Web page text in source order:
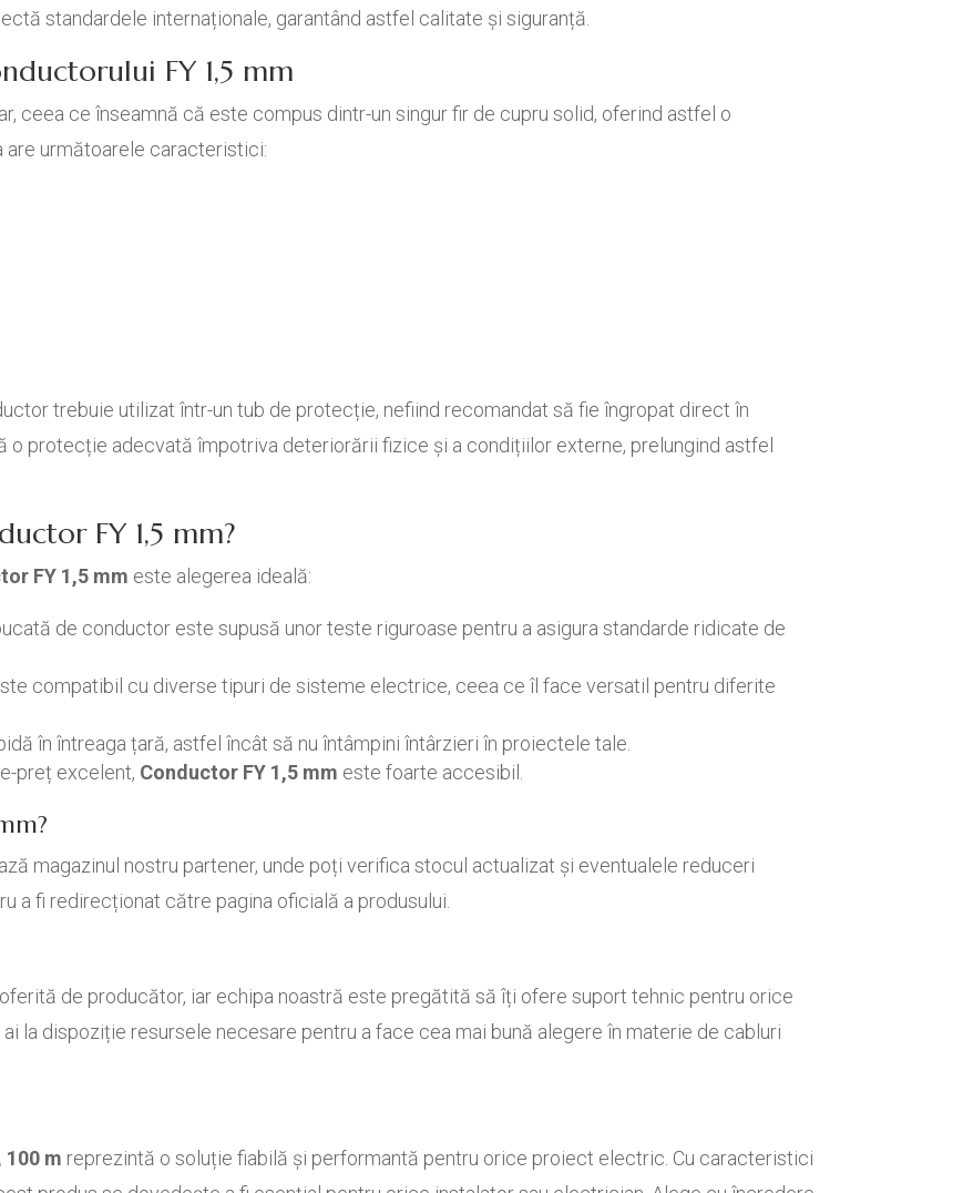
standardele internaționale, garantând astfel calitate și siguranță.
FY 1,5 mm
ceea ce înseamnă că este compus dintr-un singur fir de cupru solid, oferind astfel o
următoarele caracteristici:
trebuie utilizat într-un tub de protecție, nefiind recomandat să fie îngropat direct în
o protecție adecvată împotriva deteriorării fizice și a condițiilor externe, prelungind astfel
FY 1,5 mm?
FY 1,5 mm este alegerea ideală:
de conductor este supusă unor teste riguroase pentru a asigura standarde ridicate de
compatibil cu diverse tipuri de sisteme electrice, ceea ce îl face versatil pentru diferite
în întreaga țară, astfel încât să nu întâmpini întârzieri în proiectele tale.
preț excelent, Conductor FY 1,5 mm este foarte accesibil.
magazinul nostru partener, unde poți verifica stocul actualizat și eventualele reduceri
a fi redirecționat către pagina oficială a produsului.
de producător, iar echipa noastră este pregătită să îți ofere suport tehnic pentru orice
la dispoziție resursele necesare pentru a face cea mai bună alegere în materie de cabluri
100 m reprezintă o soluție fiabilă și performantă pentru orice proiect electric. Cu caracteristici